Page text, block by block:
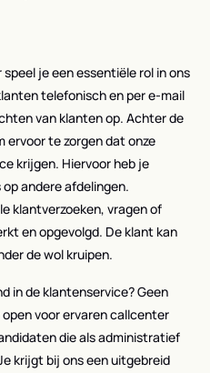
je een essentiële rol in ons
telefonisch en per e-mail
van klanten op. Achter de
ervoor te zorgen dat onze
krijgen. Hiervoor heb je
andere afdelingen.
klantverzoeken, vragen of
en opgevolgd. De klant kan
de wol kruipen.
in de klantenservice? Geen
voor ervaren callcenter
die als administratief
krijgt bij ons een uitgebreid